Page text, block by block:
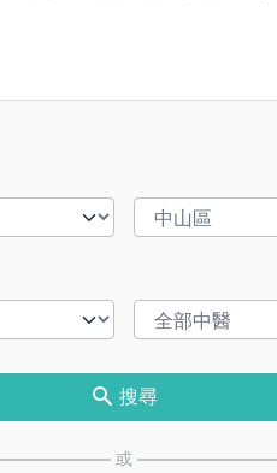
搜尋
或